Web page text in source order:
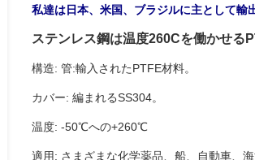
私達は日本、米国、ブラジルに主として輸
ステンレス鋼は温度260Cを働かせる
構造: 管:輸入されたPTFE材料。
カバー: 編まれるSS304。
温度: -50℃への+260℃
適用: さまざまな化学薬品、船、自動車、